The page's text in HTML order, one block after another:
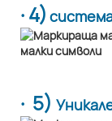
· 4)
· 5)